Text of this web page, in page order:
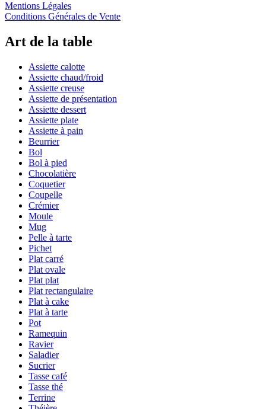
Mentions Légales
Conditions Générales de Vente
Art de la table
Assiette calotte
Assiette chaud/froid
Assiette creuse
Assiette de présentation
Assiette dessert
Assiette plate
Assiette à pain
Beurrier
Bol
Bol à pied
Chocolatière
Coquetier
Coupelle
Crémier
Moule
Mug
Pelle à tarte
Pichet
Plat carré
Plat ovale
Plat plat
Plat rectangulaire
Plat à cake
Plat à tarte
Pot
Ramequin
Ravier
Saladier
Sucrier
Tasse café
Tasse thé
Terrine